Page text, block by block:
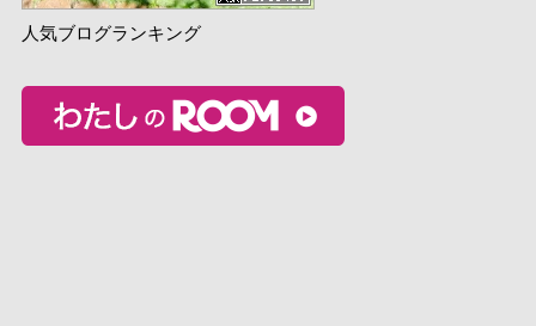
人気ブログランキング